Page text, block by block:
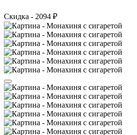
Скидка - 2094 ₽